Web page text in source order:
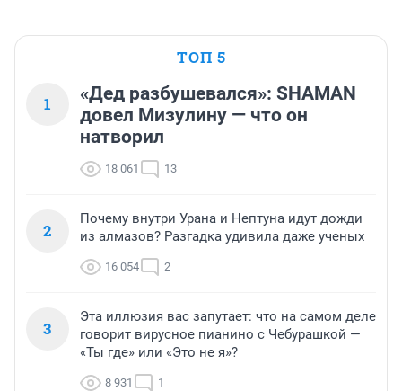
ТОП 5
1
«Дед разбушевался»: SHAMAN
довел Мизулину — что он
натворил
18 061 13
2
Почему внутри Урана и Нептуна идут дожди
из алмазов? Разгадка удивила даже ученых
16 054 2
3
Эта иллюзия вас запутает: что на самом деле
говорит вирусное пианино с Чебурашкой —
«Ты где» или «Это не я»?
8 931 1